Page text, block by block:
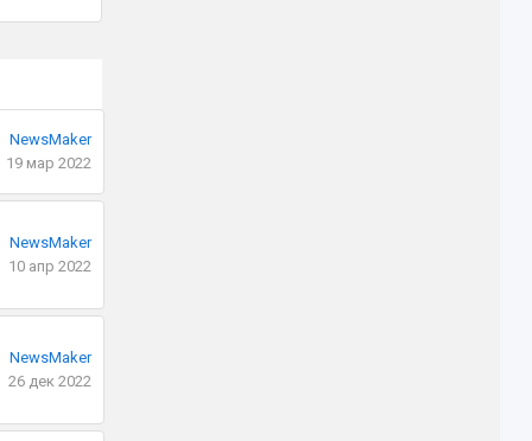
NewsMaker
19 мар 2022
NewsMaker
10 апр 2022
NewsMaker
26 дек 2022